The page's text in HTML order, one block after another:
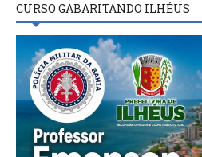
CURSO GABARITANDO ILHÉUS